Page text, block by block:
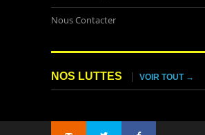
Nous Contacter
NOS LUTTES VOIR TOUT →